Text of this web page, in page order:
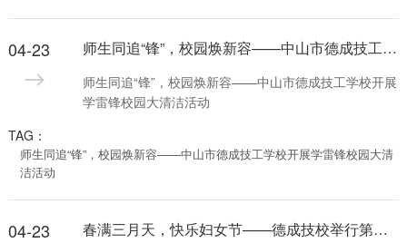
04-23 师生同追“锋”，校园焕新容——中山市德成技工学校开展学雷锋校园大清洁活动
师生同追“锋”，校园焕新容——中山市德成技工学校开展
学雷锋校园大清洁活动
TAG：
师生同追“锋”，校园焕新容——中山市德成技工学校开展学雷锋校园大清
洁活动
04-23 春满三月天，快乐妇女节——德成技校举行第一届“女生节”系列活动，校领导亲送鲜花温情慰问女教职工